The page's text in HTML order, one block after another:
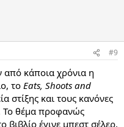
#9
από κάποια χρόνια η
το Eats, Shoots and
στίξης και τους κανόνες
Το θέμα προφανώς
έγινε μπεστ σέλερ.